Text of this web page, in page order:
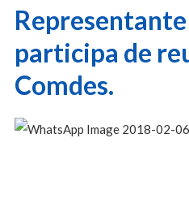
participa de
Comdes.